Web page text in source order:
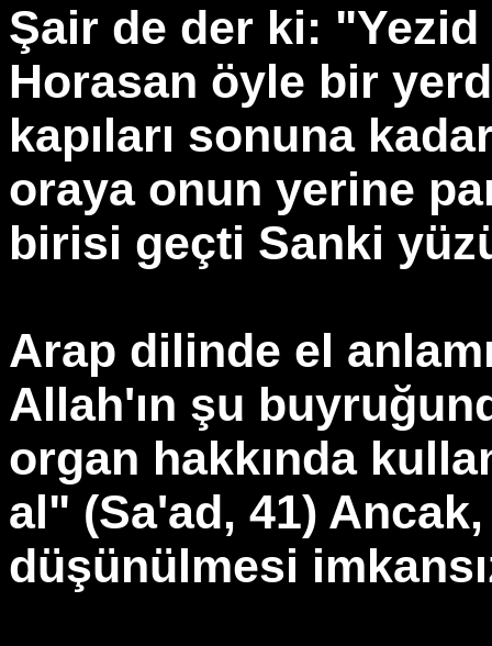
Şair de der ki:
Horasan öyle bir
kapıları sonuna
oraya onun yerine
birisi geçti Sanki
Arap dilinde el
Allah'ın şu
organ hakkında
al" (Sa'ad, 41)
düşünülmesi